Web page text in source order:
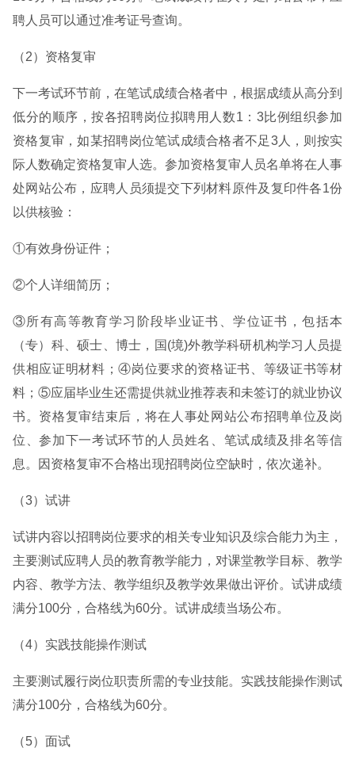
聘人员可以通过准考证号查询。
（2）资格复审
下一考试环节前，在笔试成绩合格者中，根据成绩从高分到
低分的顺序，按各招聘岗位拟聘用人数1：3比例组织参加
资格复审，如某招聘岗位笔试成绩合格者不足3人，则按实
际人数确定资格复审人选。参加资格复审人员名单将在人事
处网站公布，应聘人员须提交下列材料原件及复印件各1份
以供核验：
①有效身份证件；
②个人详细简历；
③所有高等教育学习阶段毕业证书、学位证书，包括本
（专）科、硕士、博士，国(境)外教学科研机构学习人员提
供相应证明材料；④岗位要求的资格证书、等级证书等材
料；⑤应届毕业生还需提供就业推荐表和未签订的就业协议
书。资格复审结束后，将在人事处网站公布招聘单位及岗
位、参加下一考试环节的人员姓名、笔试成绩及排名等信
息。因资格复审不合格出现招聘岗位空缺时，依次递补。
（3）试讲
试讲内容以招聘岗位要求的相关专业知识及综合能力为主，
主要测试应聘人员的教育教学能力，对课堂教学目标、教学
内容、教学方法、教学组织及教学效果做出评价。试讲成绩
满分100分，合格线为60分。试讲成绩当场公布。
（4）实践技能操作测试
主要测试履行岗位职责所需的专业技能。实践技能操作测试
满分100分，合格线为60分。
（5）面试